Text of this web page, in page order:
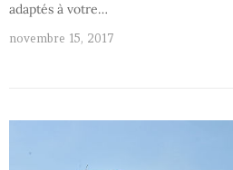
adaptés à votre…
novembre 15, 2017